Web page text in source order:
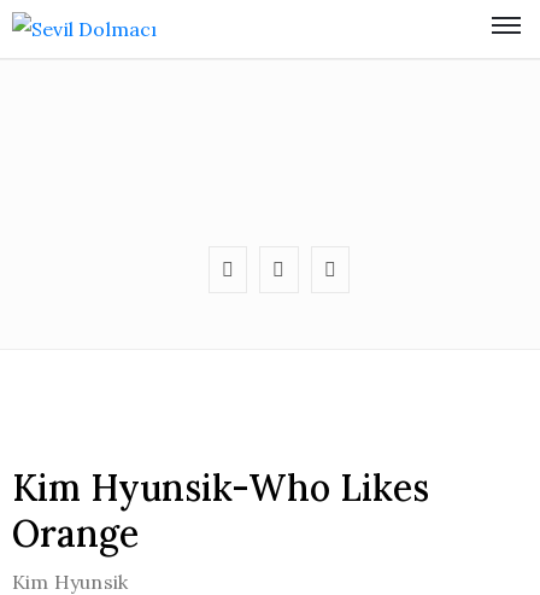
Kim Hyunsik-Who Likes
Orange
Kim Hyunsik